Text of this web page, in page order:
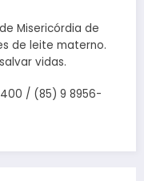
Misericórdia de
de leite materno.
vidas.
/ (85) 9 8956-